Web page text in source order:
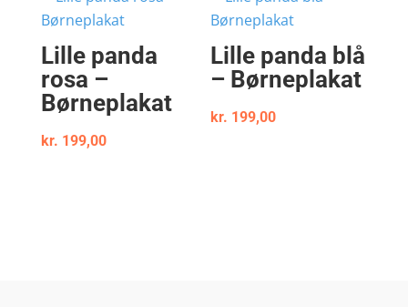
Lille panda
rosa –
Børneplakat
kr. 199,00
Lille panda blå
– Børneplakat
kr. 199,00